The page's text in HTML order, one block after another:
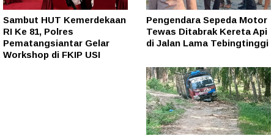
Sambut HUT Kemerdekaan
RI Ke 81, Polres
Pematangsiantar Gelar
Workshop di FKIP USI
Pengendara Sepeda Motor
Tewas Ditabrak Kereta Api
di Jalan Lama Tebingtinggi